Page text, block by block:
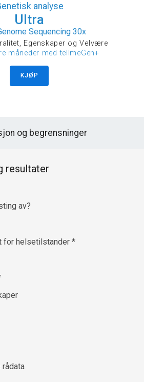
analyse
Ultra
Sequencing 30x
Egenskaper og Velvære
måneder med tellmeGen+
KJØP
og begrensninger
resultater
av?
for helsetilstander*